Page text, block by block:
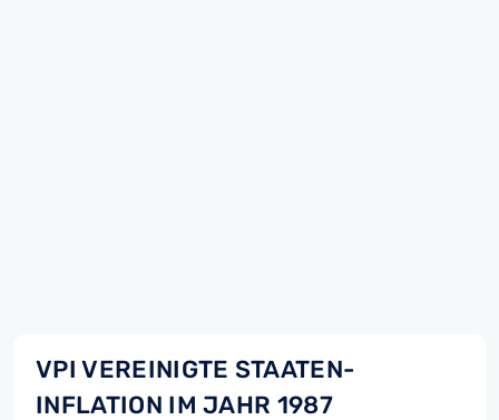
VPI VEREINIGTE STAATEN-
INFLATION IM JAHR 1987